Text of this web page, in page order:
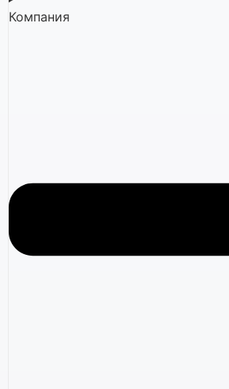
Компания